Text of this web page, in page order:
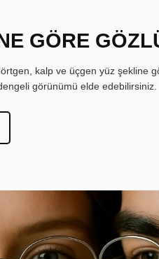
GÖRE
kalp ve üçgen yüz şekline
görünümü elde edebilirsiniz.